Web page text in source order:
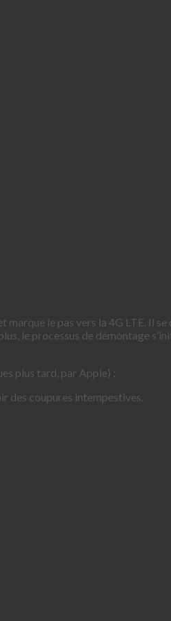
le pas vers la 4G LTE. Il
le processus de démontage
plus tard, par Apple) :
des coupures intempestives.